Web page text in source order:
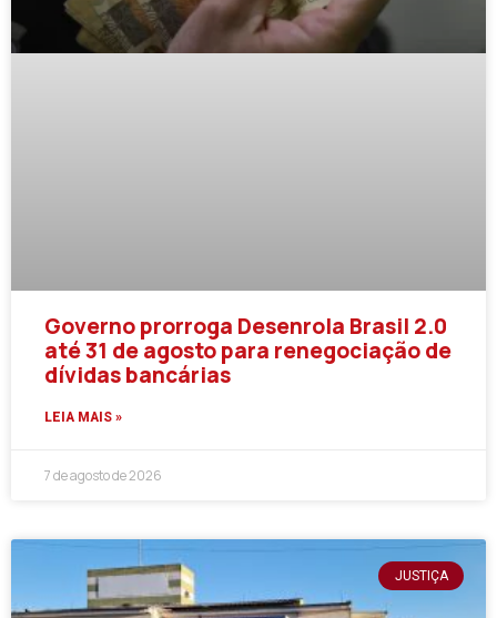
Governo prorroga Desenrola Brasil 2.0
até 31 de agosto para renegociação de
dívidas bancárias
LEIA MAIS »
7 de agosto de 2026
JUSTIÇA